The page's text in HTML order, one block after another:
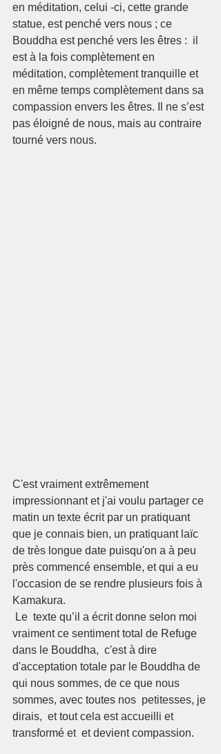
en méditation, celui -ci, cette grande
statue, est penché vers nous ; ce
Bouddha est penché vers les êtres :  il
est à la fois complètement en
méditation, complètement tranquille et
en même temps complètement dans sa
compassion envers les êtres. Il ne s’est
pas éloigné de nous, mais au contraire
tourné vers nous.
C'est vraiment extrêmement
impressionnant et j'ai voulu partager ce
matin un texte écrit par un pratiquant
que je connais bien, un pratiquant laïc
de très longue date puisqu'on a à peu
près commencé ensemble, et qui a eu
l'occasion de se rendre plusieurs fois à
Kamakura.
vraiment ce sentiment total de Refuge
dans le Bouddha,  c'est à dire
d'acceptation totale par le Bouddha de
qui nous sommes, de ce que nous
sommes, avec toutes nos  petitesses, je
dirais,  et tout cela est accueilli et
transformé et  et devient compassion.